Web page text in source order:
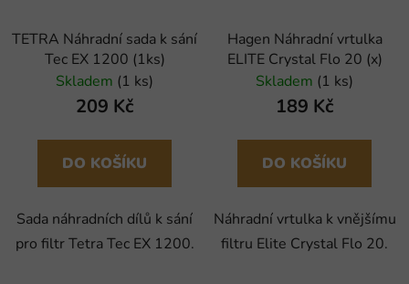
TETRA Náhradní sada k sání
Tec EX 1200 (1ks)
Skladem (1 ks)
209 Kč
DO KOŠÍKU
Sada náhradních dílů k sání
pro filtr Tetra Tec EX 1200.
Hagen Náhradní vrtulka
ELITE Crystal Flo 20 (x)
Skladem (1 ks)
189 Kč
DO KOŠÍKU
Náhradní vrtulka k vnějšímu
filtru Elite Crystal Flo 20.